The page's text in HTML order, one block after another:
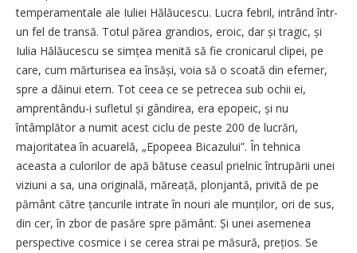
temperamentale ale Iuliei Hălăucescu. Lucra febril, intrând într-
un fel de transă. Totul părea grandios, eroic, dar și tragic, și
Iulia Hălăucescu se simțea menită să fie cronicarul clipei, pe
care, cum mărturisea ea însăși, voia să o scoată din efemer,
spre a dăinui etern. Tot ceea ce se petrecea sub ochii ei,
amprentându-i sufletul și gândirea, era epopeic, și nu
întâmplător a numit acest ciclu de peste 200 de lucrări,
majoritatea în acuarelă, „Epopeea Bicazului”. În tehnica
aceasta a culorilor de apă bătuse ceasul prielnic întrupării unei
viziuni a sa, una originală, măreață, plonjantă, privită de pe
pământ către țancurile intrate în nouri ale munților, ori de sus,
din cer, în zbor de pasăre spre pământ. Și unei asemenea
perspective cosmice i se cerea strai pe măsură, prețios. Se